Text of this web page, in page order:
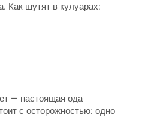
Как шутят в кулуарах:
— настоящая ода
с осторожностью: одно